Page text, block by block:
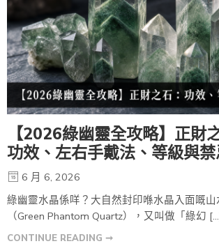
【2026綠幽靈全攻略】正財
功效、左右手戴法、等級與
6 月 6, 2026
綠幽靈水晶係咩？大自然封印喺水晶入面嘅
（Green Phantom Quartz），又叫做「綠幻
CONTINUE READING ➞